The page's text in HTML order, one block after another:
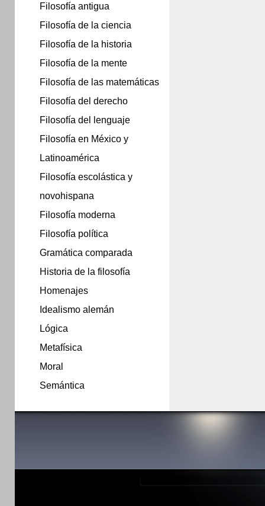
Filosofía antigua
Filosofía de la ciencia
Filosofía de la historia
Filosofía de la mente
Filosofía de las matemáticas
Filosofía del derecho
Filosofía del lenguaje
Filosofía en México y
Latinoamérica
Filosofía escolástica y
novohispana
Filosofía moderna
Filosofía política
Gramática comparada
Historia de la filosofía
Homenajes
Idealismo alemán
Lógica
Metafísica
Moral
Semántica